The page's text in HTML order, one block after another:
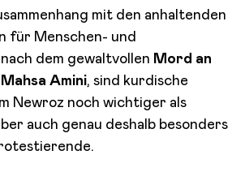
mit den anhaltenden
für Menschen- und
dem gewaltvollen Mord an
Amini, sind kurdische
Newroz noch wichtiger als
auch genau deshalb besonders